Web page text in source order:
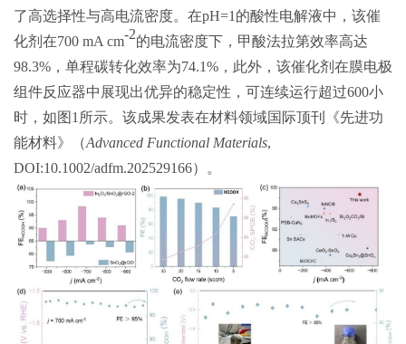
了高选择性与高电流密度。在pH=1 的酸性电解液中，该催
化剂在700 mA cm-2的电流密度下，甲酸法拉第效率高达
98.3% ，单程碳转化效率为74.1% ，此外，该催化剂在膜电极
组件反应器中展现出优异的稳定性，可连续运行超过600小
时，如图 1 所示。该成果发表在材料领域国际顶刊《先进功
能材料》（Advanced Functional Materials,
DOI:10.1002/adfm.202529166）。